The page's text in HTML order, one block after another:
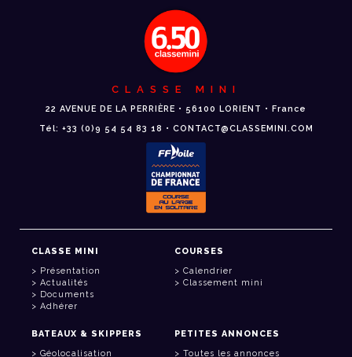
CLASSE MINI
22 AVENUE DE LA PERRIÈRE • 56100 LORIENT • France
Tél: +33 (0)9 54 54 83 18 • CONTACT@CLASSEMINI.COM
CLASSE MINI
Présentation
Actualités
Documents
Adhérer
COURSES
Calendrier
Classement mini
BATEAUX & SKIPPERS
Géolocalisation
PETITES ANNONCES
Toutes les annonces